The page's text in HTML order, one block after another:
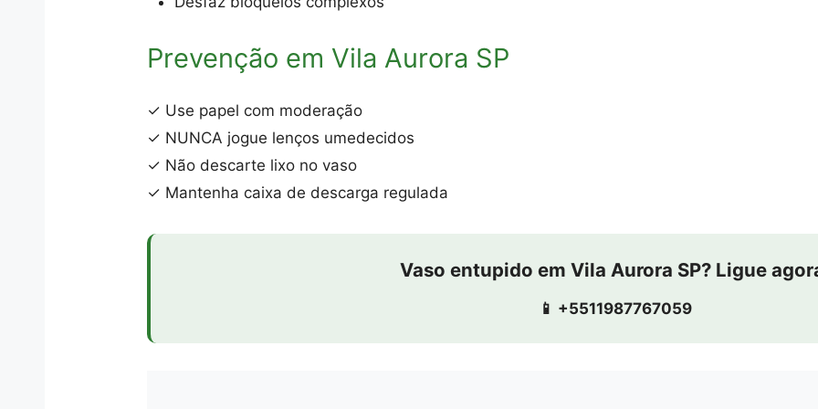
Prevenção em Vila Aurora SP
✓ Use papel com moderação
✓ NUNCA jogue lenços umedecidos
✓ Não descarte lixo no vaso
✓ Mantenha caixa de descarga regulada
Vaso entupido em Vila Aurora SP? Ligue
📱 +5511987767059